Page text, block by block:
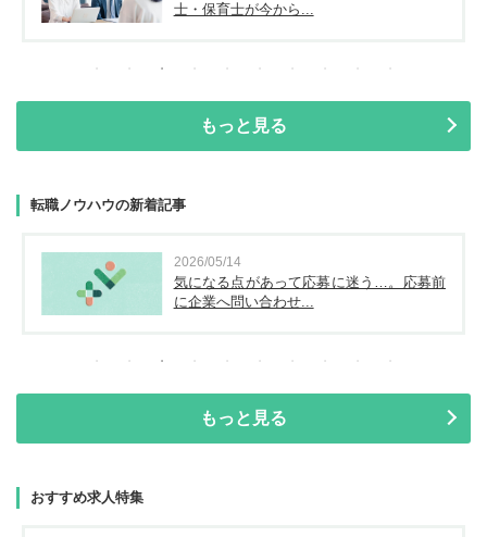
士・保育士が今から...
もっと見る
転職ノウハウの新着記事
2026/05/14
気になる点があって応募に迷う…。応募前
に企業へ問い合わせ...
もっと見る
おすすめ求人特集